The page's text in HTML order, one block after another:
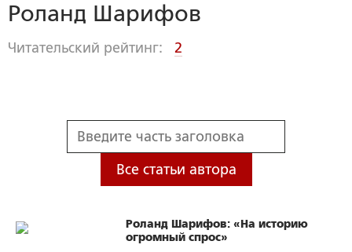
Роланд Шарифов
Читательский рейтинг: 2
Все статьи автора
Роланд Шарифов: «На историю
огромный спрос»